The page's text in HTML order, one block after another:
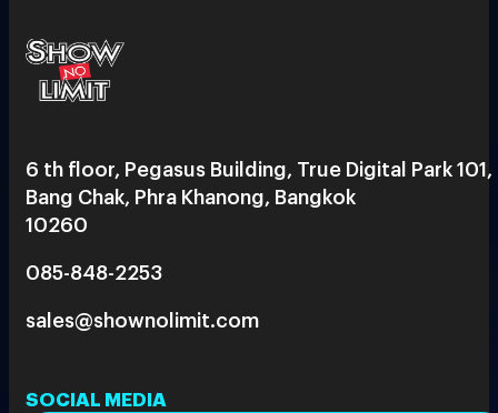
6 th floor, Pegasus Building, True Digital Park 101,
Bang Chak, Phra Khanong, Bangkok
10260
085-848-2253
sales@shownolimit.com
SOCIAL MEDIA